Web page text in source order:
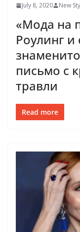
July 8, 2020 New
«Мода на
Роулинг
письмо с
травли
Read more